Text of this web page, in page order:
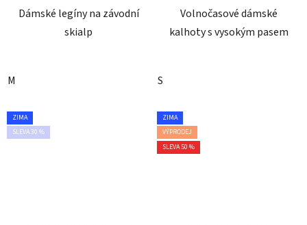
Dámské legíny na závodní
skialp
M
Volnočasové dámské
kalhoty s vysokým pasem
S
ZIMA
SLEVA 30 %
ZIMA
VÝPRODEJ
SLEVA 50 %